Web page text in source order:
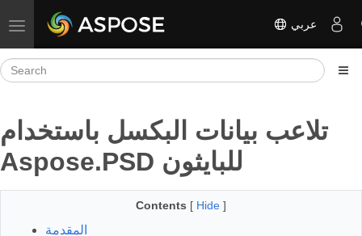
Toggle navigation عربي
تلاعب بيانات البكسل باستخدام
Aspose.PSD للبايثون
Contents [ Hide ]
المقدمة